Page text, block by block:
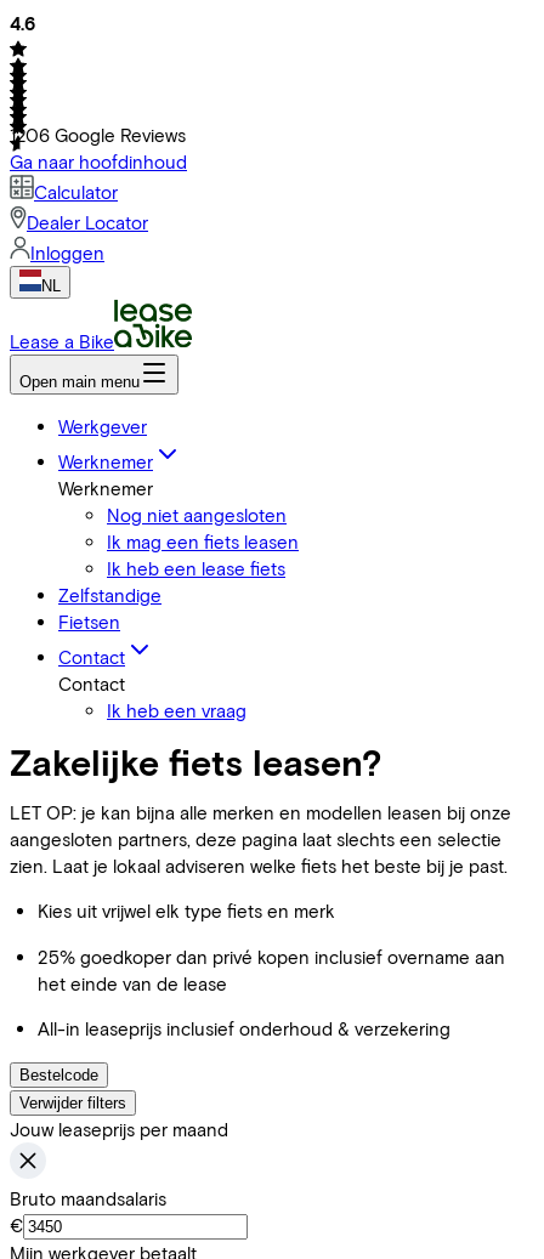
4.6
1206 Google Reviews
Ga naar hoofdinhoud
Calculator
Dealer Locator
Inloggen
NL
Lease a Bike
Open main menu
Werkgever
Werknemer
Werknemer
Nog niet aangesloten
Ik mag een fiets leasen
Ik heb een lease fiets
Zelfstandige
Fietsen
Contact
Contact
Ik heb een vraag
Zakelijke fiets leasen?
LET OP: je kan bijna alle merken en modellen leasen bij onze
aangesloten partners, deze pagina laat slechts een selectie
zien. Laat je lokaal adviseren welke fiets het beste bij je past.
Kies uit vrijwel elk type fiets en merk
25% goedkoper dan privé kopen inclusief overname aan
het einde van de lease
All-in leaseprijs inclusief onderhoud & verzekering
Bestelcode
Verwijder filters
Jouw leaseprijs per maand
Bruto maandsalaris
€
Mijn werkgever betaalt